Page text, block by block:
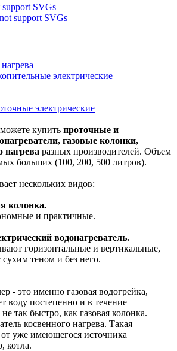
support SVGs
support SVGs
электрические
электрические
купить проточные и
газовые колонки,
нагрева разных производителей. Объем
больших (100, 200, 500 литров).
нескольких видов:
колонка.
и практичные.
водонагреватель.
горизонтальные и вертикальные,
теном и без него.
- это именно газовая водогрейка,
воду постепенно и в течение
так быстро, как газовая колонка.
косвенного нагрева. Такая
от уже имеющегося источника
котла.